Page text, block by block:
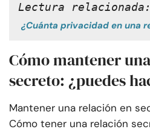
Lectura relacionada:
¿Cuánta privacidad en una
Cómo mantener
secreto: ¿puedes
Mantener una relación en
Cómo tener una relación